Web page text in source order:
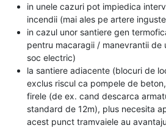
in unele cazuri pot impiedica
incendii (mai ales pe artere
in cazul unor santiere gen
pentru macaragii / manevrantii de
soc electric)
la santiere adiacente (blocuri de
exclus riscul ca pompele de
firele (de ex. cand descarca
standard de 12m), plus necesita
acest punct tramvaiele au